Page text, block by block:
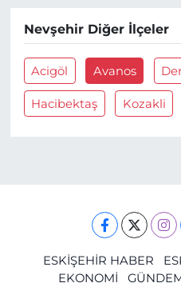
Nevşehir Diğer İlçeler
Acigöl Avanos
Hacibektaş Kozakli
ESKİŞEHİR HABER
EKONOMİ